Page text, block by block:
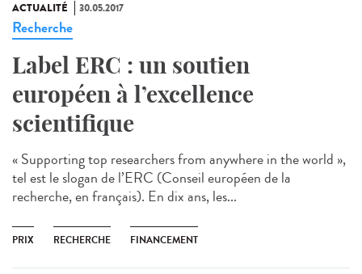
ACTUALITÉ 30.05.2017
Recherche
Label ERC : un soutien
européen à l’excellence
scientifique
« Supporting top researchers from anywhere in the world »,
tel est le slogan de l’ERC (Conseil européen de la
recherche, en français). En dix ans, les...
PRIX RECHERCHE FINANCEMENT